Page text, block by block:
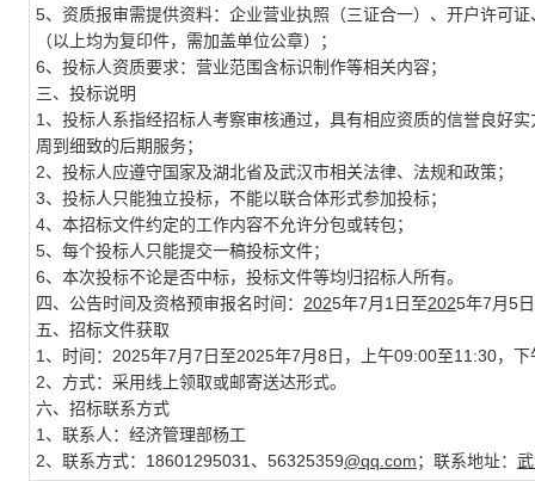
5、资质报审需提供资料：企业营业执照（三证合一）、开户许可
（以上均为复印件，需加盖单位公章）；
6、投标人资质要求： 营业范围含标识制作等相关内容；
三、投标说明
1、投标人系指经招标人考察审核通过，具有相应资质的信誉良好
周到细致的后期服务；
2、投标人应遵守国家及湖北省及武汉市相关法律、法规和政策；
3、投标人只能独立投标，不能以联合体形式参加投标；
4、本招标文件约定的工作内容不允许分包或转包；
5、每个投标人只能提交一稿投标文件；
6、本次投标不论是否中标，投标文件等均归招标人所有。
四、 公告时间及资格预审报名时间： 2025年7月 1 日至2025年7月5日
五、招标文件获取
1、
时间： 2025年7月7 日至2025年7月8 日，上午09:00至1 1:30，
2、方式：采用线上领取或邮寄送达形式。
六、招标联系方式
1 、联系人：经济管理部杨工
2、联系方式： 18601295031 、 56325359@qq.com； 联系地址：